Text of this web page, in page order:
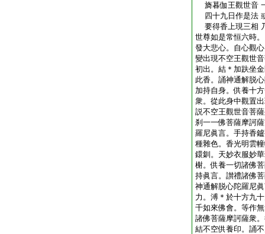
旖暮伽王觀世音
四十九日作是法
要得香上現三相
世尊如是常恒六時
發大悲心。自心觀
變出現不空王觀世
初出。結＊加趺坐
此香。誦神通解脱
加持自身。供養十
衆。從此身中觀置
説不空王觀世音菩
刹一一佛菩薩摩訶
羅尼眞言。手持香
種雜色。香光明雲
鐶釧。天妙衣服妙
榭。供養一切諸佛
持眞言。讃禮諸佛
神通解脱心陀羅尼
力。溥＊於十方九
千如來佛會。等作
諸佛菩薩摩訶薩衆
結不空供養印。誦